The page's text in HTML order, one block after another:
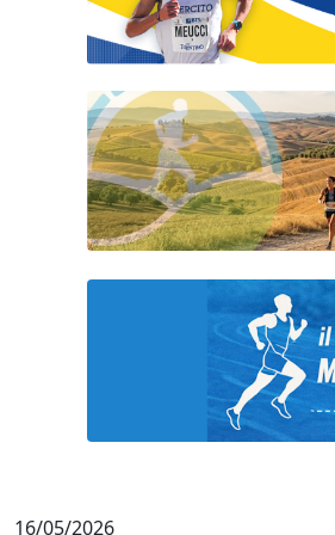
16/05/2026